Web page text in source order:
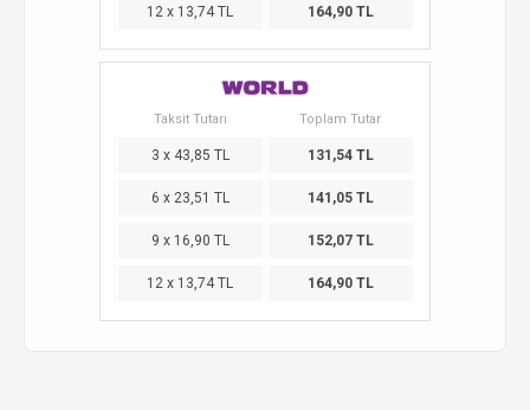
12 x 13,74 TL 164,90 TL
Taksit Tutarı Toplam Tutar
3 x 43,85 TL 131,54 TL
6 x 23,51 TL 141,05 TL
9 x 16,90 TL 152,07 TL
12 x 13,74 TL 164,90 TL